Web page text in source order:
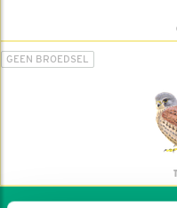
GEEN BROEDSEL